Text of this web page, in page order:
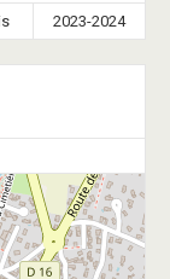
2023-2024